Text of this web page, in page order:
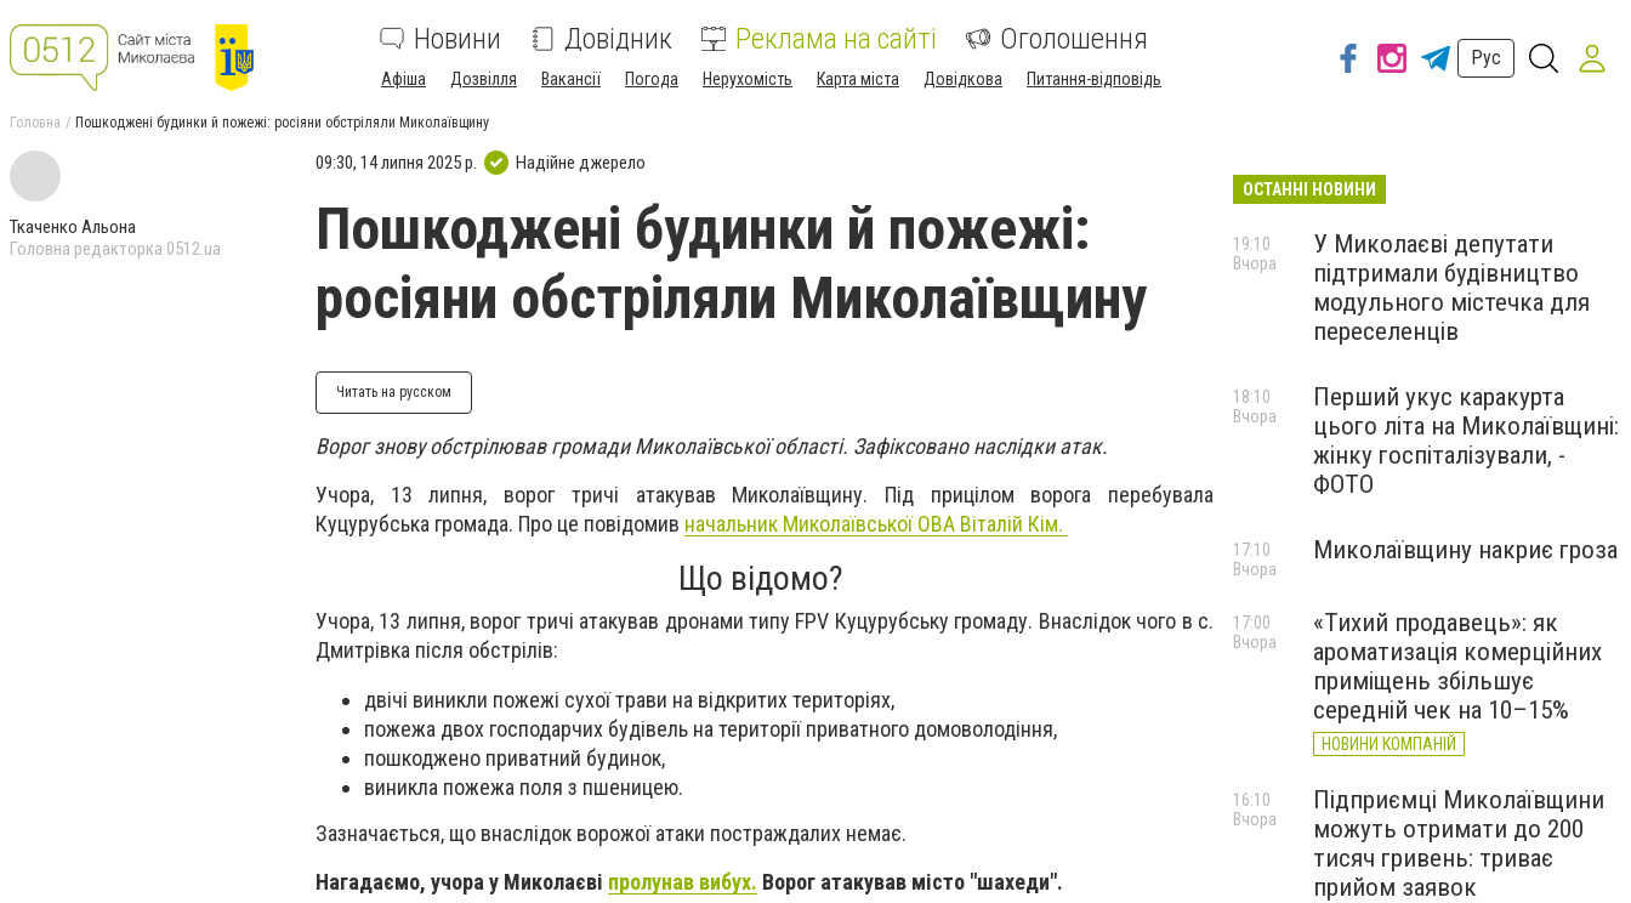
Новини Довідник Реклама на сайті Оголошення
Афіша Дозвілля Вакансії Погода Нерухомість Карта міста Довідкова Питання-відповідь
Рус
Головна Пошкоджені будинки й пожежі: росіяни обстріляли Миколаївщину
Ткаченко Альона
Головна редакторка 0512.ua
09:30, 14 липня 2025 р. Надійне джерело
Пошкоджені будинки й пожежі:
росіяни обстріляли Миколаївщину
Читать на русском
Ворог знову обстрілював громади Миколаївської області. Зафіксовано наслідки атак.
Учора, 13 липня, ворог тричі атакував Миколаївщину. Під прицілом ворога перебувала
Куцурубська громада. Про це повідомив начальник Миколаївської ОВА Віталій Кім.
Що відомо?
Учора, 13 липня, ворог тричі атакував дронами типу FPV Куцурубську громаду. Внаслідок чого в с.
Дмитрівка після обстрілів:
двічі виникли пожежі сухої трави на відкритих територіях,
пожежа двох господарчих будівель на території приватного домоволодіння,
пошкоджено приватний будинок,
виникла пожежа поля з пшеницею.
Зазначається, що внаслідок ворожої атаки постраждалих немає.
Нагадаємо, учора у Миколаєві пролунав вибух. Ворог атакував місто "шахеди".
ОСТАННІ НОВИНИ
У Миколаєві депутати
підтримали будівництво
модульного містечка для
переселенців
19:10
Вчора
Перший укус каракурта
цього літа на Миколаївщині:
жінку госпіталізували, -
ФОТО
18:10
Вчора
Миколаївщину накриє гроза
17:10
Вчора
«Тихий продавець»: як
ароматизація комерційних
приміщень збільшує
середній чек на 10–15%
НОВИНИ КОМПАНІЙ
17:00
Вчора
Підприємці Миколаївщини
можуть отримати до 200
тисяч гривень: триває
прийом заявок
16:10
Вчора